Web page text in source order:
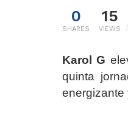
0
SHARES
15
VIEWS
Karol G
quinta
energizante